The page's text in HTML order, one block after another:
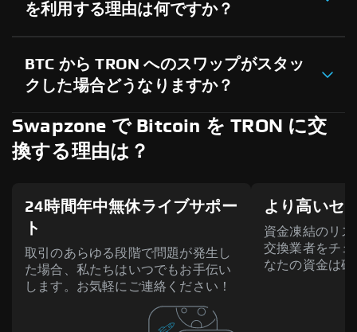
を利用する理由は何ですか？
BTC から TRON へのスワップがスタッ
クした場合どうなりますか？
Swapzone で Bitcoin を TRON に交
換する理由は？
24時間年中無休ライブサポー
ト
取引のあらゆる段階で問題が発生し
た場合、私たちはいつでもお手伝い
します。お気軽にご連絡ください！
より高いセ
資金凍結のリ
交換業者をチ
なたの資金は